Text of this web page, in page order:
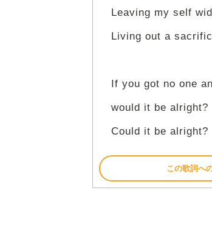
Leaving my self
Living out a
If you got no one
would it be alright?
Could it be alright?
この歌詞へ